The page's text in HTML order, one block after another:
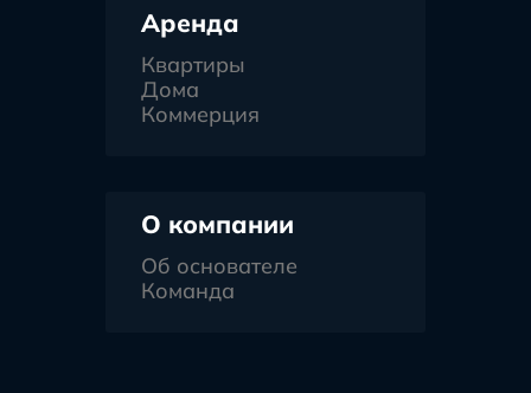
Аренда
Квартиры
Дома
Коммерция
О компании
Об основателе
Команда